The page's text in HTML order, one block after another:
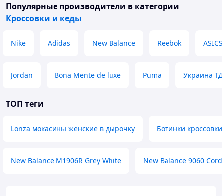
Популярные производители в категории
Кроссовки и кеды
Nike Adidas New Balance Reebok ASICS
Jordan Bona Mente de luxe Puma Украина
ТОП теги
Lonza мокасины женские в дырочку Ботинки
New Balance M1906R Grey White New Balance 9060